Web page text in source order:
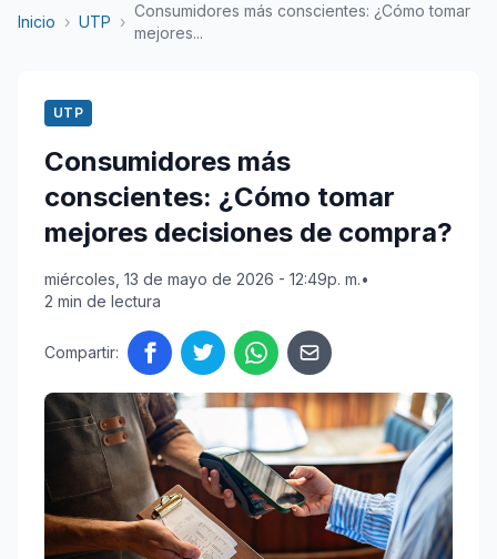
Inicio › UTP ›
Consumidores más conscientes: ¿Cómo tomar
mejores...
UTP
Consumidores más
conscientes: ¿Cómo tomar
mejores decisiones de compra?
miércoles, 13 de mayo de 2026 - 12:49p. m.•
2 min de lectura
Compartir: